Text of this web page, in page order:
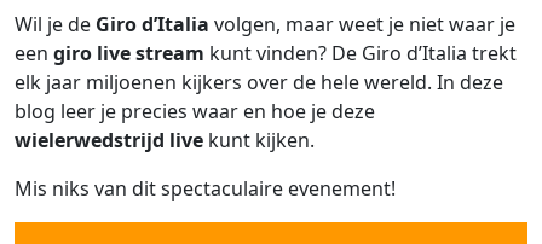
Wil je de Giro d’Italia volgen, maar weet je niet waar je
een giro live stream kunt vinden? De Giro d’Italia trekt
elk jaar miljoenen kijkers over de hele wereld. In deze
blog leer je precies waar en hoe je deze
wielerwedstrijd live kunt kijken.
Mis niks van dit spectaculaire evenement!